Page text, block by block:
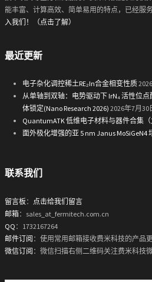
能丰富、计算高效、简单易用的特点，已经服
入我们！（点击了解）
最近更新
电子杂化调控稀土RE₂In合金相变性质
从单轴到双轴：电势驱动下 IrN₄ 活性位
体锁定(Nano Research 2026) 2026年7月30
QuantumATK 低维电子材料与器件合集（
面外极化增强的亚 5 nm Janus MoSiGeN4
联系我们
留言板 ： 点击给我们留言
邮箱：sales_at_fermitech.com.cn
QQ ：1732167264
邮件订阅 ：使用常用邮箱接收费米科技的产品
微信订阅 ：微信扫描右侧二维码关注费米科技